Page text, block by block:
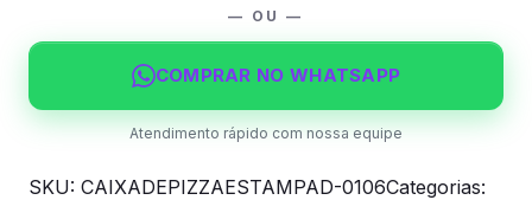
— OU —
COMPRAR NO WHATSAPP
Atendimento rápido com nossa equipe
SKU: CAIXADEPIZZAESTAMPAD-0106Categorias: